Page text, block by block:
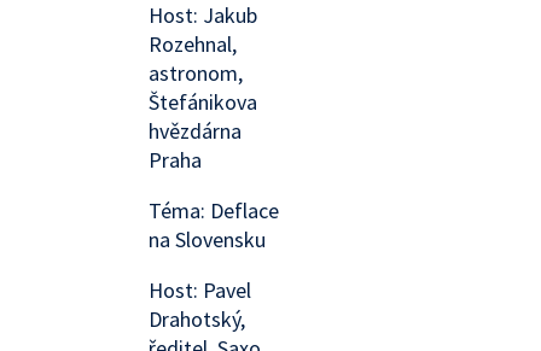
Host: Jakub
Rozehnal,
astronom,
Štefánikova
hvězdárna
Praha
Téma: Deflace
na Slovensku
Host: Pavel
Drahotský,